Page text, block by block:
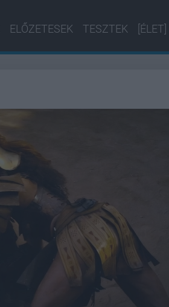
ELŐZETESEK TESZTEK [ÉLET]